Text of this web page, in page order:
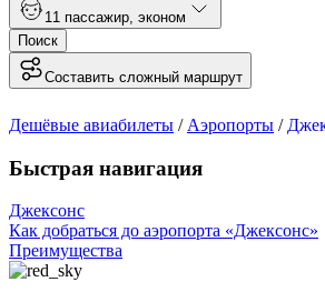
1 1 пассажир эконом
Поиск
Составить сложный маршрут
Дешёвые авиабилеты / Аэропорты /
Быстрая навигация
Джексонс
Как добраться до аэропорта «Джексонс»
Преимущества